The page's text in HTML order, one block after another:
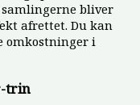
bliver
afrettet. Du kan
omkostninger i
trin